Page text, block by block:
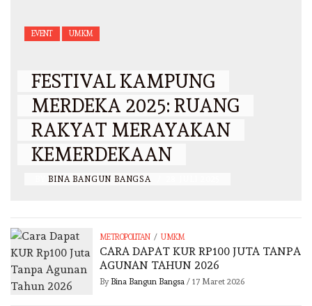
EVENT UMKM
FESTIVAL KAMPUNG
MERDEKA 2025: RUANG
RAKYAT MERAYAKAN
KEMERDEKAAN
BINA BANGUN BANGSA
METROPOLITAN / UMKM
CARA DAPAT KUR RP100 JUTA TANPA
AGUNAN TAHUN 2026
By Bina Bangun Bangsa / 17 Maret 2026